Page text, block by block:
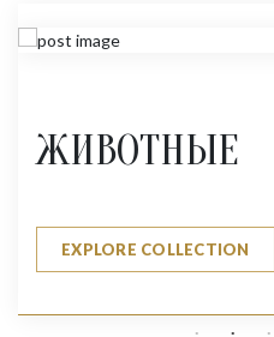
ЖИВОТНЫЕ
EXPLORE COLLECTION